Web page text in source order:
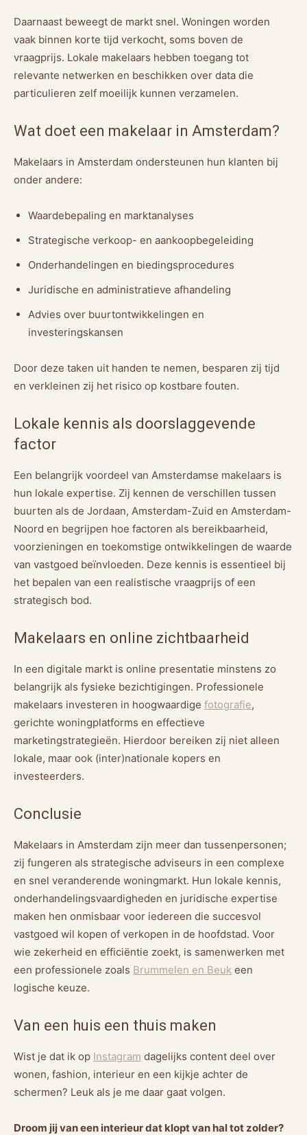
Daarnaast beweegt de markt snel. Woningen worden
vaak binnen korte tijd verkocht, soms boven de
vraagprijs. Lokale makelaars hebben toegang tot
relevante netwerken en beschikken over data die
particulieren zelf moeilijk kunnen verzamelen.
Wat doet een makelaar in Amsterdam?
Makelaars in Amsterdam ondersteunen hun klanten bij
onder andere:
Waardebepaling en marktanalyses
Strategische verkoop- en aankoopbegeleiding
Onderhandelingen en biedingsprocedures
Juridische en administratieve afhandeling
Advies over buurtontwikkelingen en
investeringskansen
Door deze taken uit handen te nemen, besparen zij tijd
en verkleinen zij het risico op kostbare fouten.
Lokale kennis als doorslaggevende
factor
Een belangrijk voordeel van Amsterdamse makelaars is
hun lokale expertise. Zij kennen de verschillen tussen
buurten als de Jordaan, Amsterdam-Zuid en Amsterdam-
Noord en begrijpen hoe factoren als bereikbaarheid,
voorzieningen en toekomstige ontwikkelingen de waarde
van vastgoed beïnvloeden. Deze kennis is essentieel bij
het bepalen van een realistische vraagprijs of een
strategisch bod.
Makelaars en online zichtbaarheid
In een digitale markt is online presentatie minstens zo
belangrijk als fysieke bezichtigingen. Professionele
makelaars investeren in hoogwaardige fotografie,
gerichte woningplatforms en effectieve
marketingstrategieën. Hierdoor bereiken zij niet alleen
lokale, maar ook (inter)nationale kopers en
investeerders.
Conclusie
Makelaars in Amsterdam zijn meer dan tussenpersonen;
zij fungeren als strategische adviseurs in een complexe
en snel veranderende woningmarkt. Hun lokale kennis,
onderhandelingsvaardigheden en juridische expertise
maken hen onmisbaar voor iedereen die succesvol
vastgoed wil kopen of verkopen in de hoofdstad. Voor
wie zekerheid en efficiëntie zoekt, is samenwerken met
een professionele zoals Brummelen en Beuk een
logische keuze.
Van een huis een thuis maken
Wist je dat ik op Instagram dagelijks content deel over
wonen, fashion, interieur en een kijkje achter de
schermen? Leuk als je me daar gaat volgen.
Droom jij van een interieur dat klopt van hal tot zolder?